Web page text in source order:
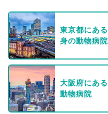
東京都にあ
身の動物病院
大阪府にあ
動物病院